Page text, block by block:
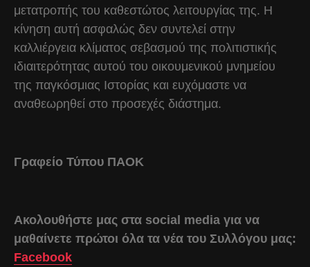
μετατροπής του καθεστώτος λειτουργίας της. Η
κίνηση αυτή ασφαλώς δεν συντελεί στην
καλλιέργεια κλίματος σεβασμού της πολιτιστικής
ιδιαιτερότητας αυτού του οικουμενικού μνημείου
της παγκόσμιας Ιστορίας και ευχόμαστε να
αναθεωρηθεί στο προσεχές διάστημα.
Γραφείο Τύπου ΠΑΟΚ
Ακολουθήστε μας στα social media για να
μαθαίνετε πρώτοι όλα τα νέα του Συλλόγου μας:
Facebook